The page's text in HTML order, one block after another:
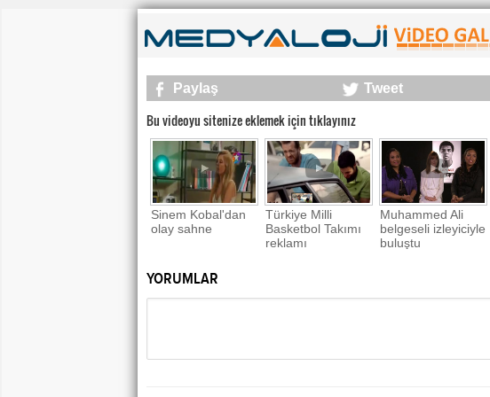
Paylaş Tweet
Bu videoyu sitenize eklemek için tıklayınız
Sinem Kobal'dan
olay sahne
Türkiye Milli
Basketbol Takımı
reklamı
Muhammed Ali
belgeseli izleyiciyle
buluştu
YORUMLAR